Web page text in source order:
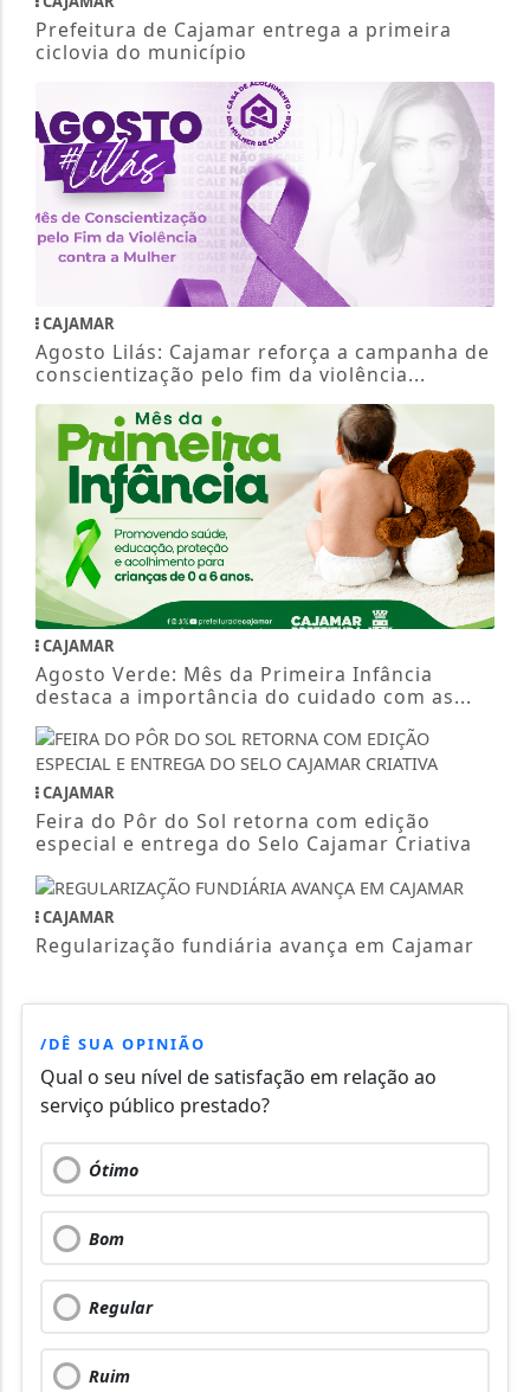
Prefeitura de Cajamar entrega a primeira
ciclovia do município
CAJAMAR
Agosto Lilás: Cajamar reforça a campanha de
conscientização pelo fim da violência...
CAJAMAR
Agosto Verde: Mês da Primeira Infância
destaca a importância do cuidado com as...
CAJAMAR
Feira do Pôr do Sol retorna com edição
especial e entrega do Selo Cajamar Criativa
CAJAMAR
Regularização fundiária avança em Cajamar
/DÊ SUA OPINIÃO
Qual o seu nível de satisfação em relação ao
serviço público prestado?
Ótimo
Bom
Regular
Ruim